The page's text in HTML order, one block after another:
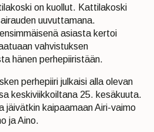
on kuollut. Kattilakoski
uuvuttamana.
asiasta kertoi
vahvistuksen
hänen perhepiiristään.
perhepiiri julkaisi alla olevan
keskiviikkoiltana 25. kesäkuuta.
jäivätkin kaipaamaan Airi-vaimo
ja Aino.